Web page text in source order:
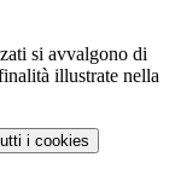
si avvalgono di
illustrate nella
i cookies